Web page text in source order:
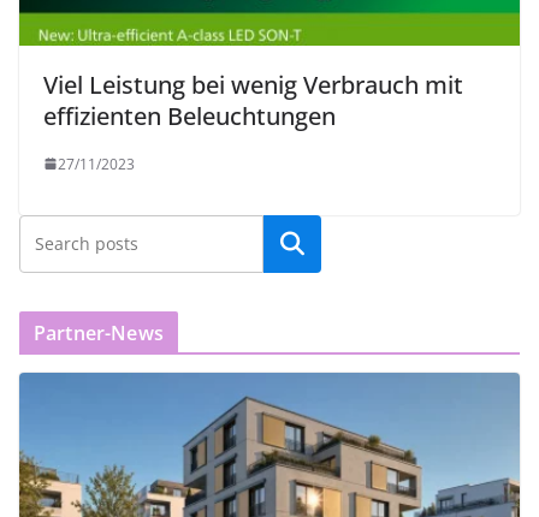
Viel Leistung bei wenig Verbrauch mit
effizienten Beleuchtungen
27/11/2023
Partner-News